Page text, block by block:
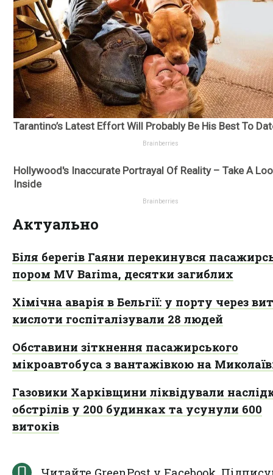
Актуально
Біля берегів Гаяни перекинувся
пором MV Barima, десятки загиблих
Хімічна аварія в Бельгії: у порту через
кислоти госпіталізували 28 людей
Обставини зіткнення пасажирського
мікроавтобуса з вантажівкою на
Газовики Харківщини ліквідували
обстрілів у 200 будинках та усунули 600
витоків